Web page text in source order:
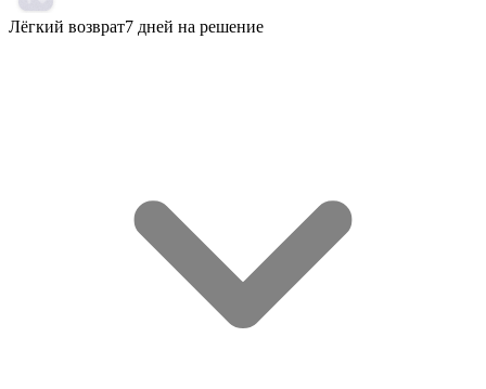
Лёгкий возврат7 дней на решение